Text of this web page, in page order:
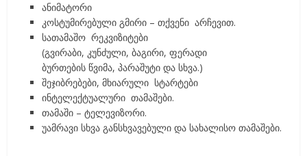
ანიმატორი
კოსტუმირებული გმირი – თქვენი არჩევით.
სათამაშო რეკვიზიტები
(გვირაბი, კუნძული, ბაგირი, ფერადი
ბურთების წვიმა, პარაშუტი და სხვა.)
შეჯიბრებები, მხიარული სტარტები
ინტელექტუალური თამაშები.
თამაში – ტელევიზორი.
უამრავი სხვა განსხვავებული და სახალისო თამაშები.